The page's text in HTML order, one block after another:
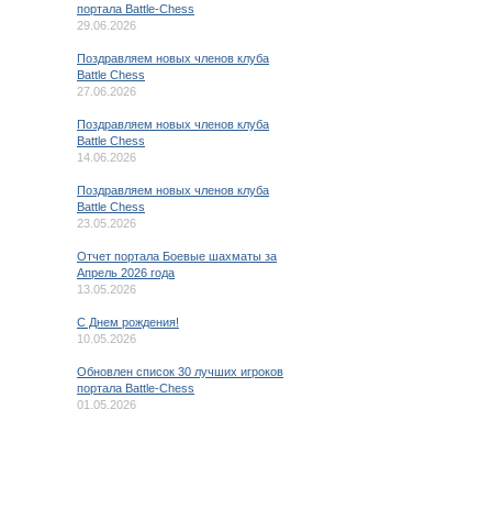
портала Battle-Chess
29.06.2026
Поздравляем новых членов клуба
Battle Chess
27.06.2026
Поздравляем новых членов клуба
Battle Chess
14.06.2026
Поздравляем новых членов клуба
Battle Chess
23.05.2026
Отчет портала Боевые шахматы за
Апрель 2026 года
13.05.2026
C Днем рождения!
10.05.2026
Обновлен список 30 лучших игроков
портала Battle-Chess
01.05.2026